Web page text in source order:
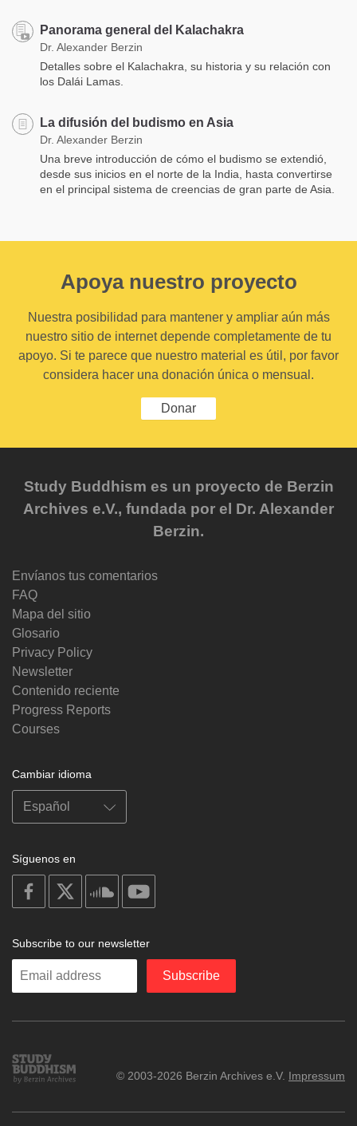
Panorama general del Kalachakra
Dr. Alexander Berzin
Detalles sobre el Kalachakra, su historia y su relación con
los Dalái Lamas.
La difusión del budismo en Asia
Dr. Alexander Berzin
Una breve introducción de cómo el budismo se extendió,
desde sus inicios en el norte de la India, hasta convertirse
en el principal sistema de creencias de gran parte de Asia.
Apoya nuestro proyecto
Nuestra posibilidad para mantener y ampliar aún más
nuestro sitio de internet depende completamente de tu
apoyo. Si te parece que nuestro material es útil, por favor
considera hacer una donación única o mensual.
Donar
Study Buddhism es un proyecto de Berzin
Archives e.V., fundada por el Dr. Alexander
Berzin.
Envíanos tus comentarios
FAQ
Mapa del sitio
Glosario
Privacy Policy
Newsletter
Contenido reciente
Progress Reports
Courses
Cambiar idioma
Síguenos en
on
facebook
soundcloud
Subscribe to our newsletter
Enter
Subscribe
Study
Buddhism
© 2003-2026 Berzin Archives e.V. Impressum